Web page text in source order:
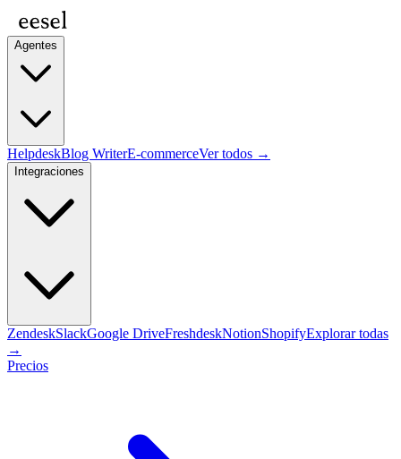
Agentes
HelpdeskBlog WriterE-commerceVer todos →
Integraciones
ZendeskSlackGoogle DriveFreshdeskNotionShopifyExplorar todas
→
Precios